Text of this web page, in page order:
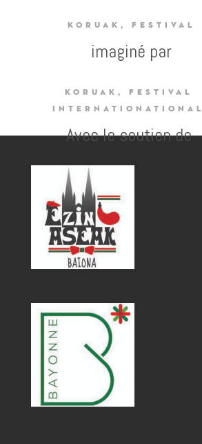
KORUAK, FESTIVAL
imaginé par
KORUAK, FESTIVAL
INTERNATIONATIONAL
Avec le soutien de